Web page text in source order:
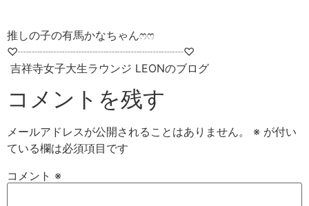
推しの子の有馬かなちゃん‪ෆ‪‪ෆ‪
♡┈┈┈┈┈┈┈┈┈┈┈┈┈┈┈♡
吉祥寺女子大生ラウンジ LEONのブログ
コメントを残す
メールアドレスが公開されることはありません。 ※ が付い
ている欄は必須項目です
コメント ※